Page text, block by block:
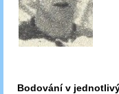
Bodování v